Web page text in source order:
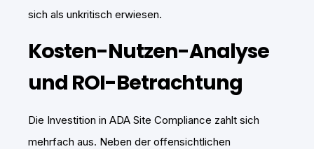
sich als unkritisch erwiesen.
Kosten-Nutzen-Analyse
und ROI-Betrachtung
Die Investition in ADA Site Compliance zahlt sich
mehrfach aus. Neben der offensichtlichen